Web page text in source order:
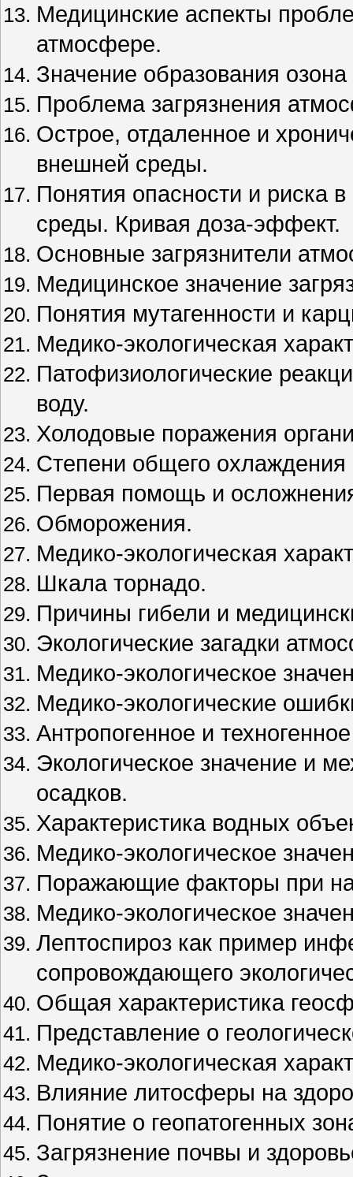
Медицинские аспекты
атмосфере.
Значение образования
Проблема загрязнения
Острое, отдаленное и
внешней среды.
Понятия опасности и риска
среды. Кривая доза-эффект.
Основные загрязнители
Медицинское значение
Понятия мутагенности и
Медико-экологическая
Патофизиологические
воду.
Холодовые поражения
Степени общего охлаждения
Первая помощь и
Обморожения.
Медико-экологическая
Шкала торнадо.
Причины гибели и
Экологические загадки
Медико-экологическое
Медико-экологические
Антропогенное и
Экологическое значение и
осадков.
Характеристика водных
Медико-экологическое
Поражающие факторы при
Медико-экологическое
Лептоспироз как пример
сопровождающего
Общая характеристика
Представление о
Медико-экологическая
Влияние литосферы на
Понятие о геопатогенных
Загрязнение почвы и